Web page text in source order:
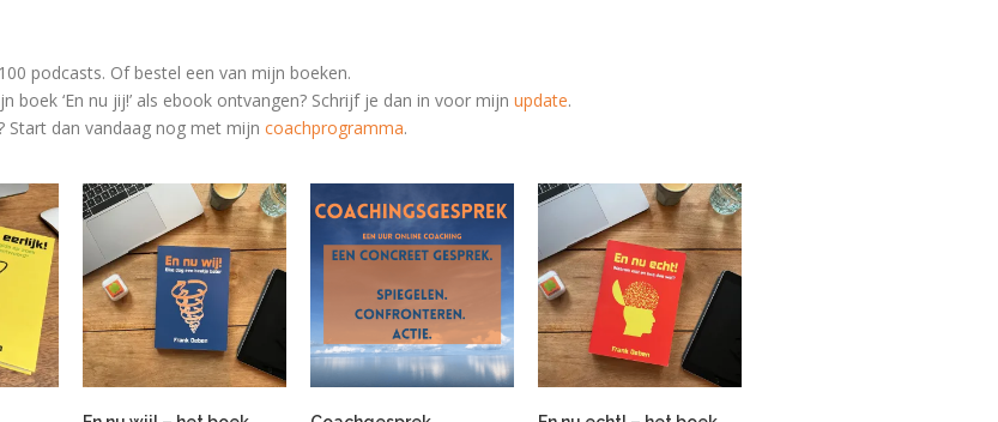
podcasts. Of bestel een van mijn boeken.
‘En nu jij!’ als ebook ontvangen? Schrijf je dan in voor mijn update.
Start dan vandaag nog met mijn coachprogramma.